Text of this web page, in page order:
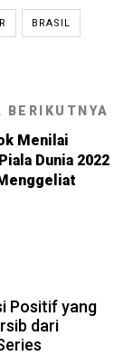
BRASIL
BERIKUTNYA
Menilai
Dunia 2022
Positif yang
dari